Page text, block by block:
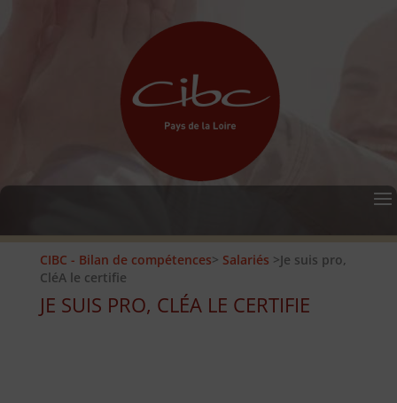
CIBC - Bilan de compétences> Salariés >Je suis pro,
CléA le certifie
JE SUIS PRO, CLÉA LE CERTIFIE